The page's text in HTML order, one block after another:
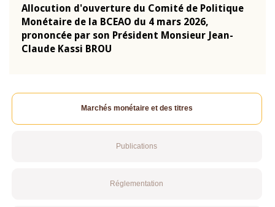
Allocution d'ouverture du Comité de Politique
Monétaire de la BCEAO du 4 mars 2026,
prononcée par son Président Monsieur Jean-
Claude Kassi BROU
Marchés monétaire et des titres
Publications
Réglementation